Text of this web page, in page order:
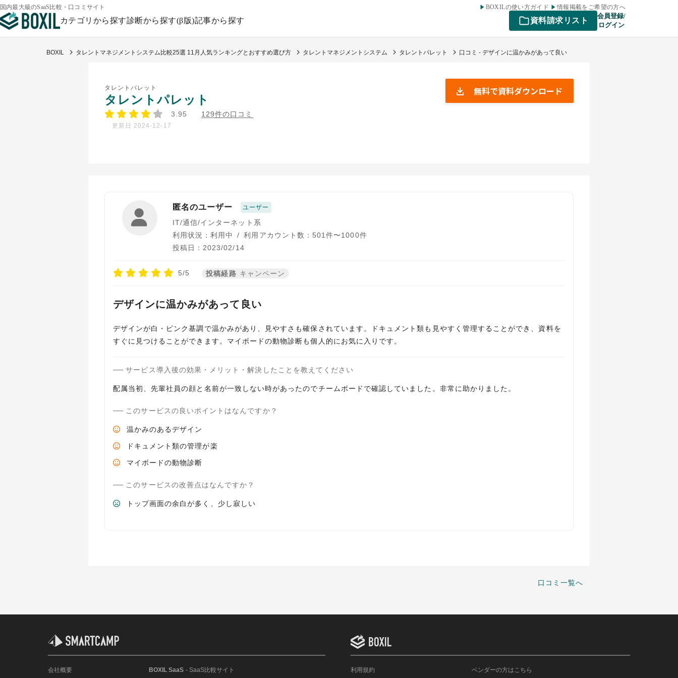
国内最大級のSaaS比較・口コミサイト BOXILの使い方ガイド 情報掲載をご希望の方へ
カテゴリから探す診断から探す(β版)記事から探す 資料請求リスト
会員登録/
ログイン
BOXIL タレントマネジメントシステム比較25選 11月人気ランキングとおすすめ選び方 タレントマネジメントシステム タレントパレット 口コミ - デザインに温かみがあって良い
タレントパレット
タレントパレット
3.95 129件の口コミ
更新日 2024-12-17
無料で資料ダウンロード
匿名のユーザー ユーザー
IT/通信/インターネット系
利用状況：利用中
/ 利用アカウント数：501件〜1000件
投稿日：2023/02/14
5/5 投稿経路 キャンペーン
デザインに温かみがあって良い
デザインが白・ピンク基調で温かみがあり、見やすさも確保されています。ドキュメント類も見やすく管理することができ、資料を
すぐに見つけることができます。マイボードの動物診断も個人的にお気に入りです。
サービス導入後の効果・メリット・解決したことを教えてください
配属当初、先輩社員の顔と名前が一致しない時があったのでチームボードで確認していました。非常に助かりました。
このサービスの良いポイントはなんですか？
温かみのあるデザイン
ドキュメント類の管理が楽
マイボードの動物診断
このサービスの改善点はなんですか？
トップ画面の余白が多く、少し寂しい
口コミ一覧へ
会社概要 BOXIL SaaS - SaaS比較サイト 利用規約 ベンダーの方はこちら